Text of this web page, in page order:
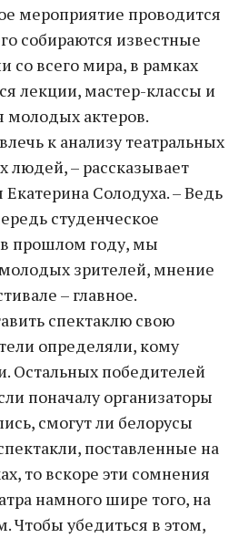
мероприятие проводится
собираются известные
со всего мира, в рамках
лекции, мастер-классы и
молодых актеров.
к анализу театральных
людей, – рассказывает
Солодуха. – Ведь
студенческое
прошлом году, мы
зрителей, мнение
– главное.
спектаклю свою
определяли, кому
Остальных победителей
поначалу организаторы
смогут ли белорусы
поставленные на
то вскоре эти сомнения
намного шире того, на
Чтобы убедиться в этом,